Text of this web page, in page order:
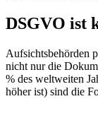
DSGVO ist
Aufsichtsbehörden
nicht nur die
% des weltweiten
höher ist) sind die